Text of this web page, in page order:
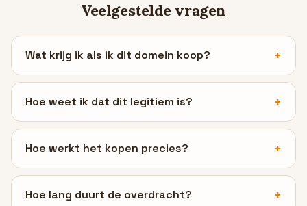
Veelgestelde vragen
Wat krijg ik als ik dit domein koop?
Hoe weet ik dat dit legitiem is?
Hoe werkt het kopen precies?
Hoe lang duurt de overdracht?